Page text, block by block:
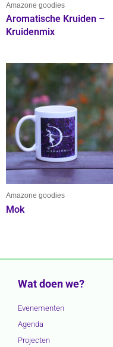
Amazone goodies
Aromatische Kruiden –
Kruidenmix
Amazone goodies
Mok
Wat doen we?
Evenementen
Agenda
Projecten